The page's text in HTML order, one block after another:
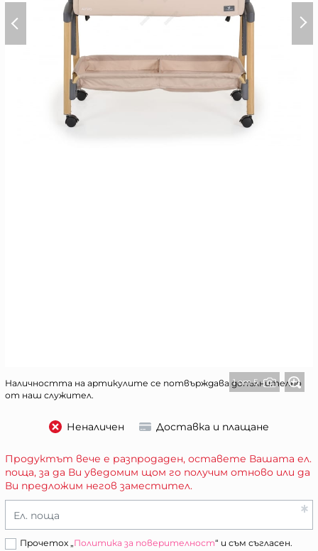
1 от 5
Наличността на артикулите се потвърждава допълнително
от наш служител.
Неналичен Доставка и плащане
Продуктът вече е разпродаден, оставете Вашата ел.
поща, за да Ви уведомим щом го получим отново или да
Ви предложим негов заместител.
Ел. поща
Прочетох „Политика за поверителност“ и съм съгласен.